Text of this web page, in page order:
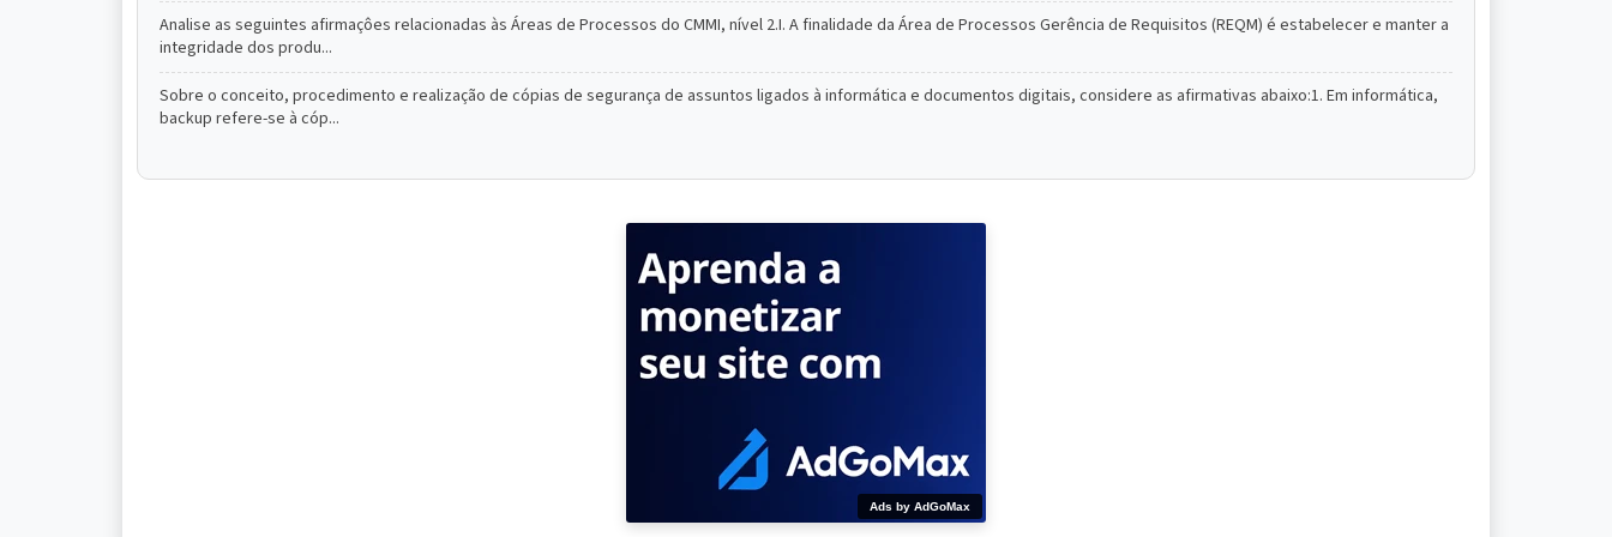
Analise as seguintes afirmaçôes relacionadas às Áreas de Processos do CMMI, nível 2.I. A finalidade da Área de Processos Gerência de Requisitos (REQM) é estabelecer e manter a
integridade dos produ...
Sobre o conceito, procedimento e realização de cópias de segurança de assuntos ligados à informática e documentos digitais, considere as afirmativas abaixo:1. Em informática,
backup refere-se à cóp...
Ads by AdGoMax